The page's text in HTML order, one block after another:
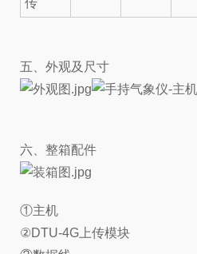
传
五、外观及尺寸
六、整箱配件
①主机
②DTU-4G上传模块